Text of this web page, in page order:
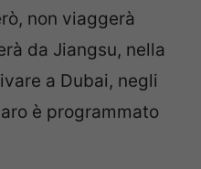
non viaggerà
da Jiangsu, nella
a Dubai, negli
è programmato